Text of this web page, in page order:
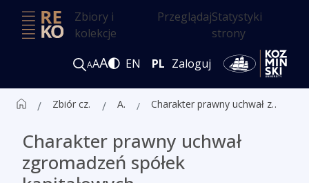
Zbiory i
kolekcje
PrzeglądajStatystyki
strony
AAA EN PL Zaloguj
Zbiór czasopism ALK Artykuły Charakter prawny uchwał zgromadzeń spółek kapitałowych
Charakter prawny uchwał
zgromadzeń spółek